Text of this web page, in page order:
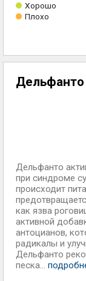
Хорошо
Плохо
Дельфанто
Дельфанто
при синдроме
происходит
как язва
активной
антоцианов,
радикалы и
Дельфанто
песка...